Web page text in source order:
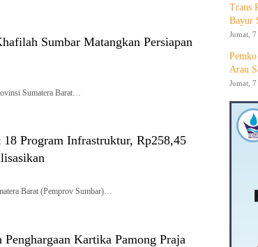
Sumbar Matangkan Persiapan
Sumatera Barat…
Program Infrastruktur, Rp258,45
Barat (Pemprov Sumbar)…
Kartika Pamong Praja
Trans
Bayur
Jumat,
Arau
Jumat,